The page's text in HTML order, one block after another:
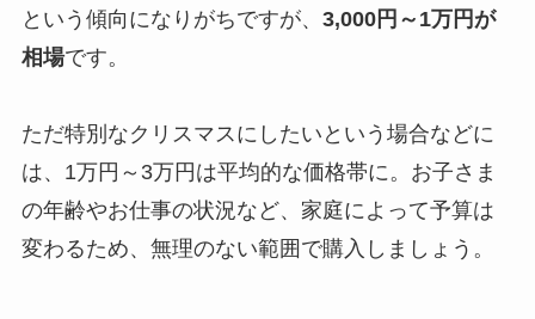
という傾向になりがちですが、 3,000円～1万円が
相場です。
ただ特別なクリスマスにしたいという場合などに
は、1万円～3万円は平均的な価格帯に。お子さま
の年齢やお仕事の状況など、家庭によって予算は
変わるため、無理のない範囲で購入しましょう。